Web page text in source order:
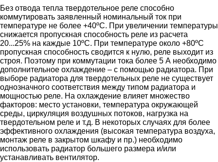
Без отвода тепла твердотельное реле способно
коммутировать заявленный номинальный ток при
температуре не более +40ºС. При увеличении температуры
снижается пропускная способность реле из расчета
20...25% на каждые 10ºС. При температуре около +80ºС
пропускная способность сводится к нулю, реле выходит из
строя. Поэтому при коммутации тока более 5 А необходимо
дополнительное охлаждение – с помощью радиатора. При
выборе радиатора для твердотельных реле не существует
однозначного соответствия между типом радиатора и
мощностью реле. На охлаждение влияет множество
факторов: место установки, температура окружающей
среды, циркуляция воздушных потоков, нагрузка на
твердотельном реле и т.д. В некоторых случаях для более
эффективного охлаждения (высокая температура воздуха,
монтаж реле в закрытом шкафу и пр.) необходимо
использовать радиатор большего размера и/или
устанавливать вентилятор.